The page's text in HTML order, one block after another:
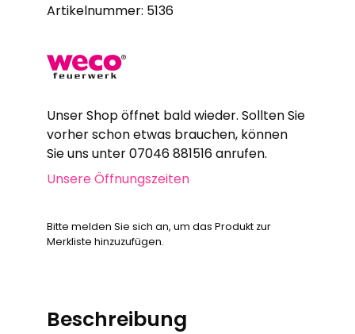
Artikelnummer: 5136
Unser Shop öffnet bald wieder. Sollten Sie
vorher schon etwas brauchen, können
Sie uns unter 07046 881516 anrufen.
Unsere Öffnungszeiten
Bitte melden Sie sich an, um das Produkt zur
Merkliste hinzuzufügen.
Beschreibung